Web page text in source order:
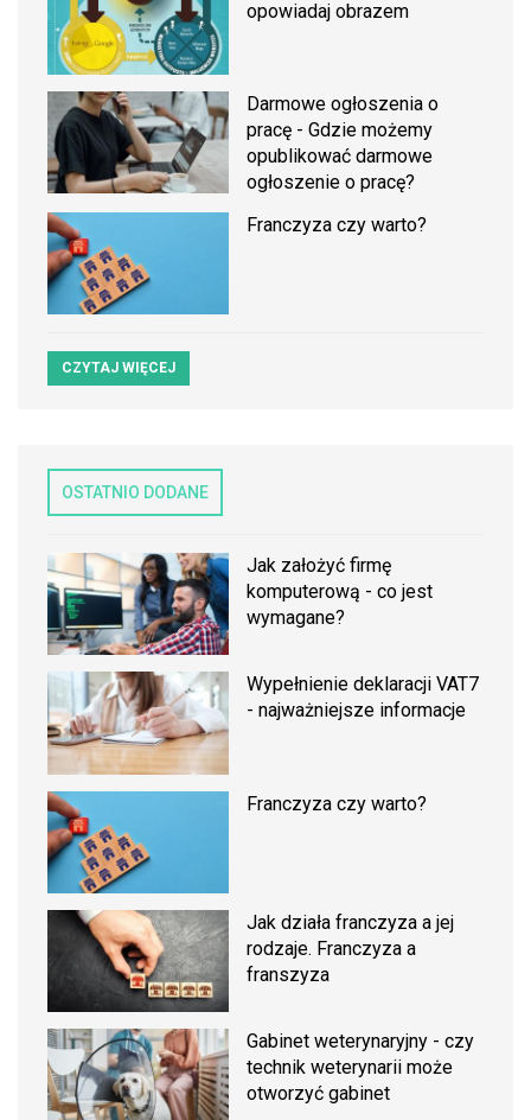
opowiadaj obrazem
Darmowe ogłoszenia o
pracę - Gdzie możemy
opublikować darmowe
ogłoszenie o pracę?
Franczyza czy warto?
CZYTAJ WIĘCEJ
OSTATNIO DODANE
Jak założyć firmę
komputerową - co jest
wymagane?
Wypełnienie deklaracji VAT7
- najważniejsze informacje
Franczyza czy warto?
Jak działa franczyza a jej
rodzaje. Franczyza a
franszyza
Gabinet weterynaryjny - czy
technik weterynarii może
otworzyć gabinet